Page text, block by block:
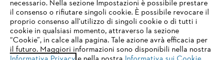
Sie nutzen einen Browser, den wir noch nicht unterstützen. Für
eine optimale Nutzung unserer Seite empfehlen wir Ihnen, zu
einem der folgenden Browser zu wechseln:
necessario. Nella sezione Impostazioni è possibile prestare
il consenso o rifiutare singoli cookie. È possibile revocare il
proprio consenso all'utilizzo di singoli cookie o di tutti i
cookie in qualsiasi momento, attraverso la sezione
“Cookie”, in calce alla pagina. Tale azione avrà efficacia per
il futuro. Maggiori informazioni sono disponibili nella nostra